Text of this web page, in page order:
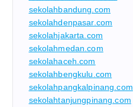
sekolahbandung.com
sekolahdenpasar.com
sekolahjakarta.com
sekolahmedan.com
sekolahaceh.com
sekolahbengkulu.com
sekolahpangkalpinang.com
sekolahtanjungpinang.com